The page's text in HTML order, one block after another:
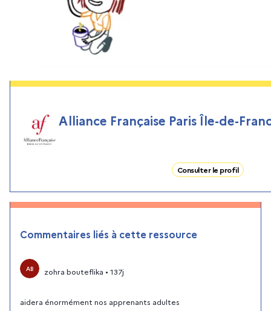
Alliance Française Paris Île-de-
Consulter le profil
Commentaires liés à cette ressource
AB zohra bouteflika • 137j
aidera énormément nos apprenants adultes